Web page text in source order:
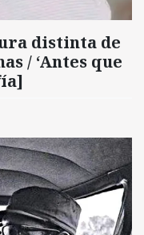
distinta de
/ ‘Antes que